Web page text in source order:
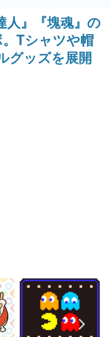
に製作時のエピソードをお
ム）とは何か？を探ってい
トマンガです。
ームの魅力を画面や操作の
く、硬派で骨太な評論連載
ム『Breathedge』が無
布中。入手できる期間は8
まで
人』『塊魂』の
Tシャツや帽
グッズを展開